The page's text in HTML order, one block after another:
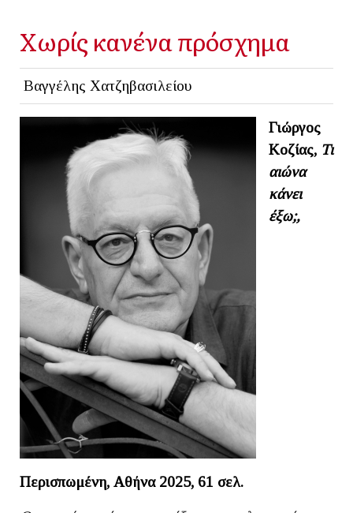
Χωρίς κανένα πρόσχημα
Βαγγέλης Χατζηβασιλείου
Γιώργος
Κοζίας, Τι
αιώνα
κάνει
έξω;,
Περισπωμένη, Αθήνα 2025, 61 σελ.